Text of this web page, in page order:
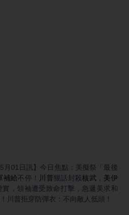
月01日訊】今日焦點：美擬祭「最後
補給不停！ 川普狠話封殺核武
美伊
，領袖遭受致命打擊，急遞美求和
川普拒穿防彈衣：不向敵人低頭！